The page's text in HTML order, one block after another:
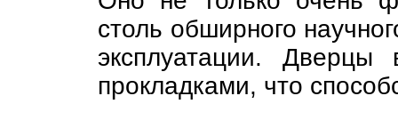
столь обширного
эксплуатации. Дверцы
прокладками, что